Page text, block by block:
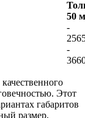
50
-
-
Этот
габаритов
размер,